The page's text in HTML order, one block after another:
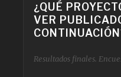
¿QUÉ
VER
Resultados finales.